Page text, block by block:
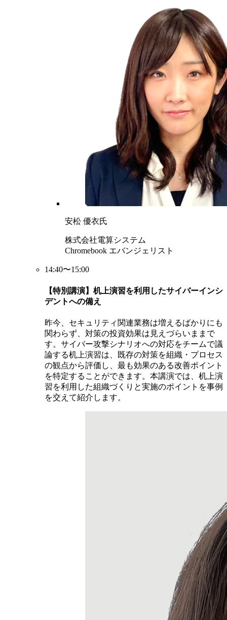
安松 優衣氏
株式会社電算システム
Chromebook エバンジェリスト
14:40〜15:00
【特別講演】机上演習を利用したサイバーインシ
デントへの備え
昨今、セキュリティ関連業務は増えるばかりにも
関わらず、対策の投資効果は見えづらいままで
す。サイバー攻撃シナリオへの対応をチームで議
論する机上演習は、既存の対策を組織・プロセス
の観点から評価し、最も効果のある改善ポイント
を特定することができます。本講演では、机上演
習を利用した組織づくりと実施のポイントを事例
を交えて紹介します。